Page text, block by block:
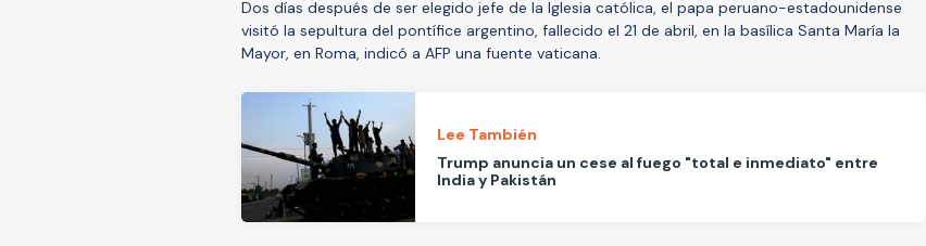
Dos días después de ser elegido jefe de la Iglesia católica, el papa peruano-estadounidense
visitó la sepultura del pontífice argentino, fallecido el 21 de abril, en la basílica Santa María la
Mayor, en Roma, indicó a AFP una fuente vaticana.
Lee También
Trump anuncia un cese al fuego "total e inmediato" entre
India y Pakistán